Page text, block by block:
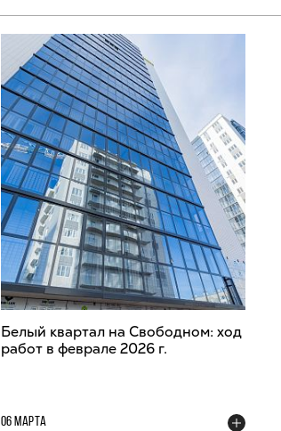
Белый квартал на Свободном: ход
работ в феврале 2026 г.
06 МАРТА